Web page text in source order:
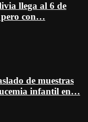
llega al 6 de
pero con…
de muestras
infantil en…